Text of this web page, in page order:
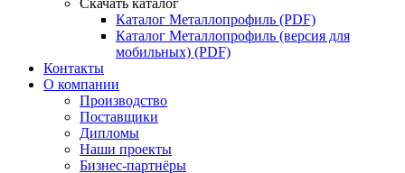
Скачать каталог
Каталог Металлопрофиль (PDF)
Каталог Металлопрофиль (версия для
мобильных) (PDF)
Контакты
О компании
Производство
Поставщики
Дипломы
Наши проекты
Бизнес-партнёры